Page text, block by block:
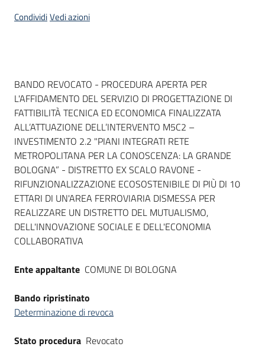
site
Seguici
su
CondividiVedi azioni
Dati del bando
BANDO REVOCATO - PROCEDURA APERTA PER
L'AFFIDAMENTO DEL SERVIZIO DI PROGETTAZIONE DI
FATTIBILITÀ TECNICA ED ECONOMICA FINALIZZATA
ALL’ATTUAZIONE DELL’INTERVENTO M5C2 –
INVESTIMENTO 2.2 "PIANI INTEGRATI RETE
METROPOLITANA PER LA CONOSCENZA: LA GRANDE
BOLOGNA” - DISTRETTO EX SCALO RAVONE -
RIFUNZIONALIZZAZIONE ECOSOSTENIBILE DI PIÙ DI 10
ETTARI DI UN'AREA FERROVIARIA DISMESSA PER
REALIZZARE UN DISTRETTO DEL MUTUALISMO,
DELL'INNOVAZIONE SOCIALE E DELL'ECONOMIA
COLLABORATIVA
Ente appaltante COMUNE DI BOLOGNA
Bando ripristinato
Determinazione di revoca
Stato procedura Revocato